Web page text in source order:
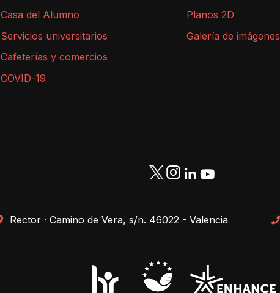
Casa del Alumno
Servicios universitarios
Cafeterías y comercios
COVID-19
Planos 2D
Galería de imágenes
Rector · Camino de Vera, s/n. 46022 - Valencia